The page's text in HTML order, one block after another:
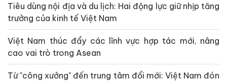
Tiêu dùng nội địa và du lịch: Hai động lực giữ nhịp tăng
trưởng của kinh tế Việt Nam
Việt Nam thúc đẩy các lĩnh vực hợp tác mới, nâng
cao vai trò trong Asean
Từ "công xưởng" đến trung tâm đổi mới: Việt Nam đón